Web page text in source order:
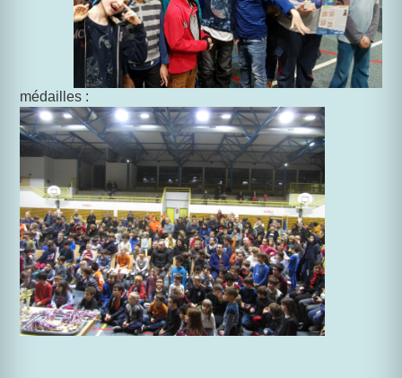
médailles :